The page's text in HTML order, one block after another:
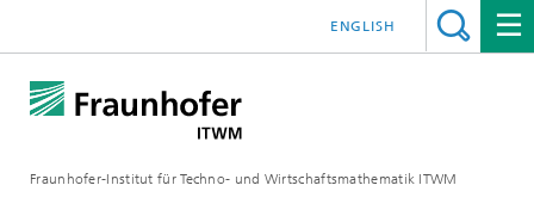
Fraunhofer-Institut für Techno- und Wirtschaftsmathematik ITWM
ENGLISH